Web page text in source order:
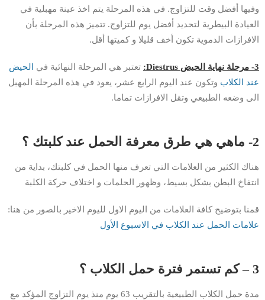
وفيها أفضل وقت للتزاوج. في هذه المرحلة يتم اخذ عينة مهبلية في
العيادة البيطرية لتحديد أفضل يوم للتزاوج. تتميز هذه المرحلة بأن
الافرازات الدموية تكون أخف قليلا و كميتها أقل.
3- مرحلة نهاية الحيض Diestrus: تعتبر هي المرحلة النهائية في
الحيض
عند الكلاب وتكون عند اليوم الرابع عشر، يعود في هذه المرحلة المهبل
الى وضعه الطبيعي وتقل الافرازات تماما.
2- ماهي هي طرق معرفة الحمل عند كلبتك ؟
هناك الكثير من العلامات التي تعرف منها الحمل في كلبتك، بداية من
انتفاخ البطن بشكل بسيط، وظهور الحلمات و اختلاف حركة الكلبة
قمنا بتوضيح كافة العلامات من اليوم الاول لليوم الاخير بالصور من هنا:
علامات الحمل عند الكلاب في الاسبوع الأول
3 – كم تستمر فترة حمل الكلاب ؟
مدة حمل الكلاب الطبيعية بالتقريب 63 يوم منذ يوم التزاوج المؤكد مع